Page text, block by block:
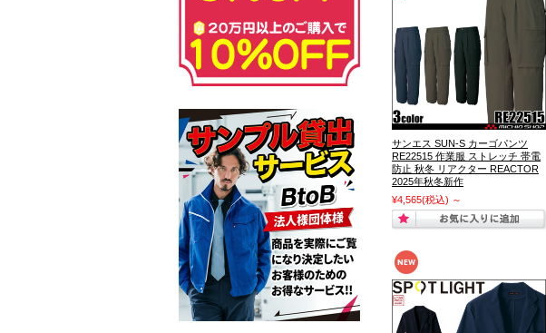
サンエス SUN-S カーゴパンツ
RE22515 作業服 ストレッチ 帯電
防止 秋冬 リアクター REACTOR
2025年秋冬新作
¥4,565(税込) ～